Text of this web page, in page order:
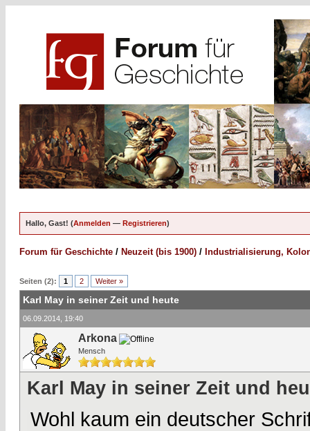
Hallo, Gast! (Anmelden — Registrieren)
Forum für Geschichte / Neuzeit (bis 1900) / Industrialisierung,
Seiten (2): 1 2 Weiter »
Karl May in seiner Zeit und heute
06.09.2014, 19:40
Arkona
Mensch
Karl May in seiner Zeit und
Wohl kaum ein deutscher